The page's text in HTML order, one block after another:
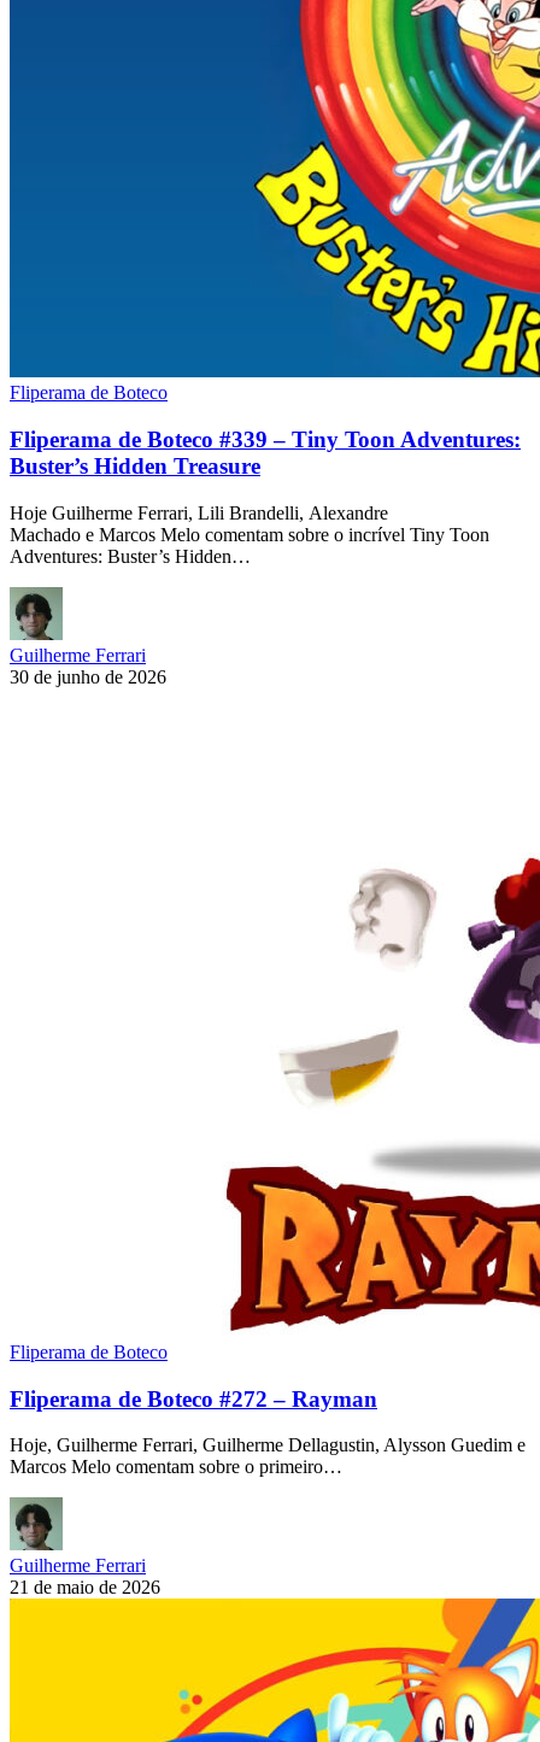
Fliperama de Boteco
Fliperama de Boteco #339 – Tiny Toon Adventures:
Buster’s Hidden Treasure
Hoje Guilherme Ferrari, Lili Brandelli, Alexandre
Machado e Marcos Melo comentam sobre o incrível Tiny Toon
Adventures: Buster’s Hidden…
Guilherme Ferrari
30 de junho de 2026
Fliperama de Boteco
Fliperama de Boteco #272 – Rayman
Hoje, Guilherme Ferrari, Guilherme Dellagustin, Alysson Guedim e
Marcos Melo comentam sobre o primeiro…
Guilherme Ferrari
21 de maio de 2026